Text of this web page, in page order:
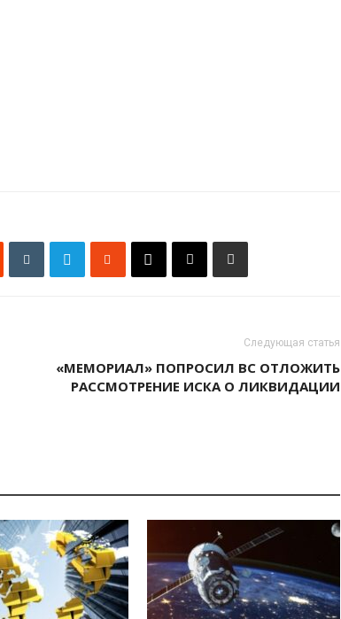
Следующая статья
«МЕМОРИАЛ» ПОПРОСИЛ ВС ОТЛОЖИТЬ
РАССМОТРЕНИЕ ИСКА О ЛИКВИДАЦИИ